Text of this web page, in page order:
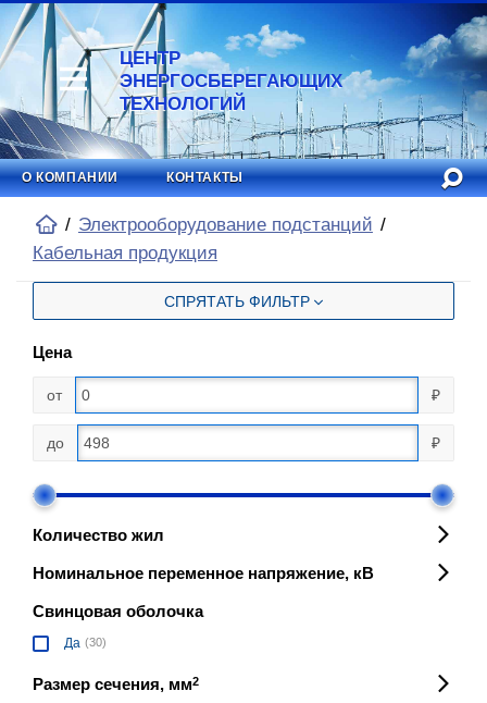
ЦЕНТР
ЭНЕРГОСБЕРЕГАЮЩИХ
ТЕХНОЛОГИЙ
О КОМПАНИИ КОНТАКТЫ
Электрооборудование подстанций
Кабельная продукция
СПРЯТАТЬ ФИЛЬТР
Цена
от ₽
до ₽
Количество жил
Номинальное переменное напряжение, кВ
Свинцовая оболочка
Да (30)
Размер сечения, мм2